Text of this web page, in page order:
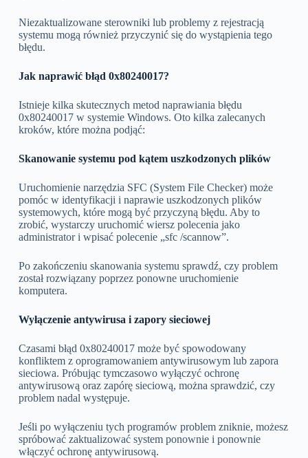
Niezaktualizowane sterowniki lub problemy z rejestracją
systemu mogą również przyczynić się do wystąpienia tego
błędu.
Jak naprawić błąd 0x80240017?
Istnieje kilka skutecznych metod naprawiania błędu
0x80240017 w systemie Windows. Oto kilka zalecanych
kroków, które można podjąć:
Skanowanie systemu pod kątem uszkodzonych plików
Uruchomienie narzędzia SFC (System File Checker) może
pomóc w identyfikacji i naprawie uszkodzonych plików
systemowych, które mogą być przyczyną błędu. Aby to
zrobić, wystarczy uruchomić wiersz polecenia jako
administrator i wpisać polecenie „sfc /scannow”.
Po zakończeniu skanowania systemu sprawdź, czy problem
został rozwiązany poprzez ponowne uruchomienie
komputera.
Wyłączenie antywirusa i zapory sieciowej
Czasami błąd 0x80240017 może być spowodowany
konfliktem z oprogramowaniem antywirusowym lub zapora
sieciowa. Próbując tymczasowo wyłączyć ochronę
antywirusową oraz zapórę sieciową, można sprawdzić, czy
problem nadal występuje.
Jeśli po wyłączeniu tych programów problem zniknie, możesz
spróbować zaktualizować system ponownie i ponownie
włączyć ochronę antywirusową.